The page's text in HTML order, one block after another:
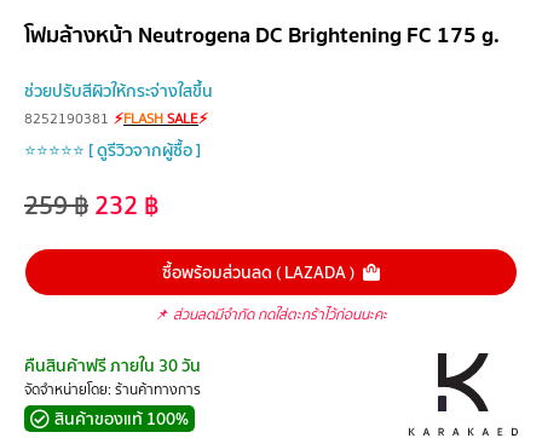
โฟมล้างหน้า Neutrogena DC Brightening FC 175 g.
ช่วยปรับสีผิวให้กระจ่างใสขึ้น
8252190381 ⚡FLASHSALE⚡
⭐⭐⭐⭐⭐ [ ดูรีวิวจากผู้ซื้อ ]
259฿232 ฿
ซื้อพร้อมส่วนลด ( LAZADA )
📌 ส่วนลดมีจำกัด กดใส่ตะกร้าไว้ก่อนนะคะ
คืนสินค้าฟรี ภายใน 30 วัน
จัดจำหน่ายโดย: ร้านค้าทางการ
สินค้าของแท้ 100%